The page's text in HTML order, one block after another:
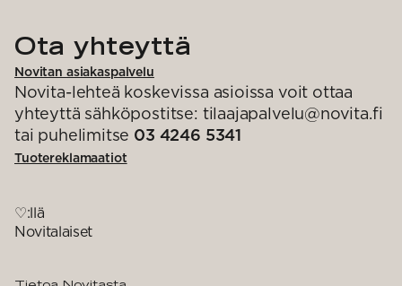
Ota yhteyttä
Novitan asiakaspalvelu
Novita-lehteä koskevissa asioissa voit ottaa
yhteyttä sähköpostitse: tilaajapalvelu@novita.fi
tai puhelimitse 03 4246 5341
Tuotereklamaatiot
♡:llä
Novitalaiset